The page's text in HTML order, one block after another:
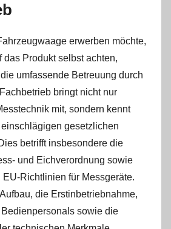
erwerben möchte,
das Produkt selbst achten,
umfassende Betreuung durch
bringt nicht nur
mit, sondern kennt
gesetzlichen
betrifft insbesondere die
und Eichverordnung sowie
Richtlinien für Messgeräte.
die Erstinbetriebnahme,
sowie die